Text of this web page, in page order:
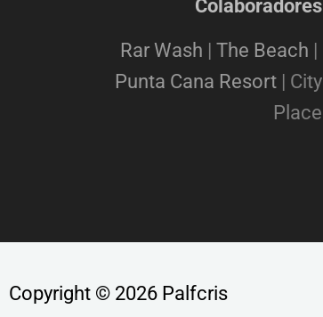
Colaboradores
Rar Wash
The Beach
Punta Cana Resort| City
Place
Copyright © 2026 Palfcris